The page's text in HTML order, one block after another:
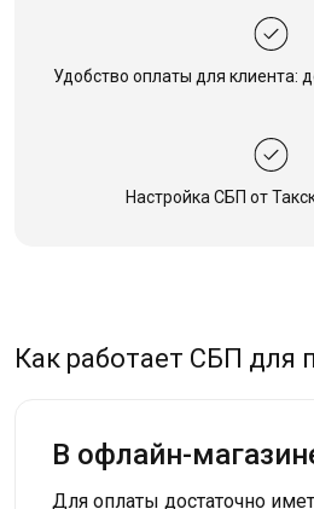
Удобство оплаты для клиента:
Настройка СБП от
Как работает СБП для
В офлайн-
Для оплаты достаточно